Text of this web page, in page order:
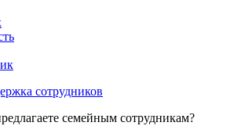
сотрудников
семейным сотрудникам?